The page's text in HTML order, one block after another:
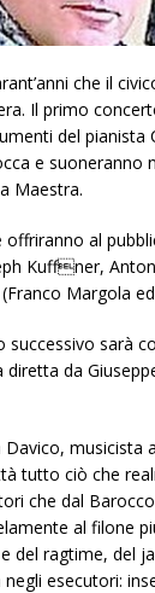
che il
Il primo
del pianista
e suoneranno
Maestra.
offriranno al
Kuffner,
Margola
successivo sarà
diretta da
musicista
tutto ciò che
che dal
al filone
del ragtime, del
esecutori: